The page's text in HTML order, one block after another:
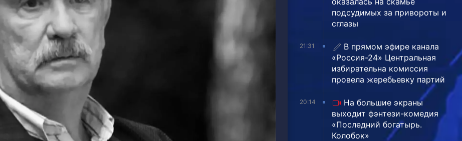
подсудимых за привороты и
сглазы
21:31
В прямом эфире канала
«Россия-24» Центральная
избирательна комиссия
провела жеребьевку партий
20:14
На большие экраны
выходит фэнтези-комедия
«Последний богатырь.
Колобок»